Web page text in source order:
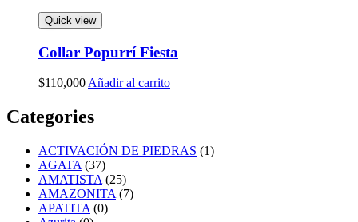
página
página
Quick view
Collar Popurrí Fiesta
$110,000 Añadir al carrito
Categories
ACTIVACIÓN DE PIEDRAS (1)
AGATA (37)
AMATISTA (25)
AMAZONITA (7)
APATITA (0)